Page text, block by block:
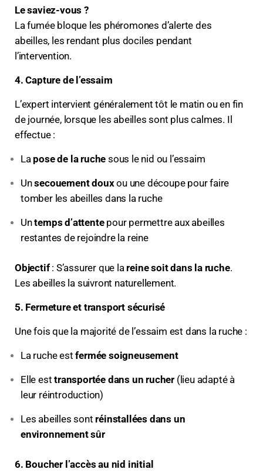
Le saviez-vous ?
La fumée bloque les phéromones d’alerte des
abeilles, les rendant plus dociles pendant
l’intervention.
4. Capture de l’essaim
L’expert intervient généralement tôt le matin ou en fin
de journée, lorsque les abeilles sont plus calmes. Il
effectue :
La pose de la ruche sous le nid ou l’essaim
Unsecouement douxou une découpe pour faire
tomber les abeilles dans la ruche
Untemps d’attentepour permettre aux abeilles
restantes de rejoindre la reine
Objectif: S’assurer que la reine soit dans la ruche.
Les abeilles la suivront naturellement.
5. Fermeture et transport sécurisé
Une fois que la majorité de l’essaim est dans la ruche :
La ruche estfermée soigneusement
Elle esttransportée dans un rucher (lieu adapté à
leur réintroduction)
Les abeilles sont réinstallées dans un
environnement sûr
6. Boucher l’accès au nid initial